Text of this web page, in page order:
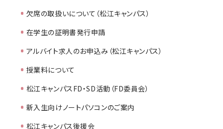
欠席の取扱いについて（松江キャンパス）
在学生の証明書発行申請
アルバイト求人のお申込み（松江キャンパス）
授業料について
松江キャンパスFD・SD活動（FD委員会）
新入生向けノートパソコンのご案内
松江キャンパス後援会